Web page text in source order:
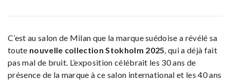
C’est au salon de Milan que la marque suédoise a révélé sa
toute nouvelle collection Stokholm 2025 , qui a déjà fait
pas mal de bruit. L’exposition célébrait les 30 ans de
présence de la marque à ce salon international et les 40 ans